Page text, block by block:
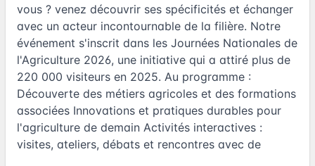
vous ? venez découvrir ses spécificités et échanger
avec un acteur incontournable de la filière. Notre
événement s'inscrit dans les Journées Nationales de
l'Agriculture 2026, une initiative qui a attiré plus de
220 000 visiteurs en 2025. Au programme :
Découverte des métiers agricoles et des formations
associées Innovations et pratiques durables pour
l'agriculture de demain Activités interactives :
visites, ateliers, débats et rencontres avec de